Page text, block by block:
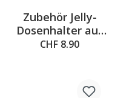
Zubehör Jelly-
Dosenhalter aus
Holz, mit 2 Löcher
CHF 8.90